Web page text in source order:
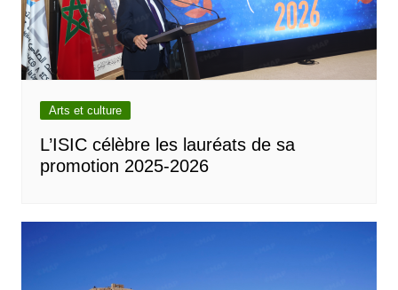
Arts et culture
L’ISIC célèbre les lauréats de sa
promotion 2025-2026